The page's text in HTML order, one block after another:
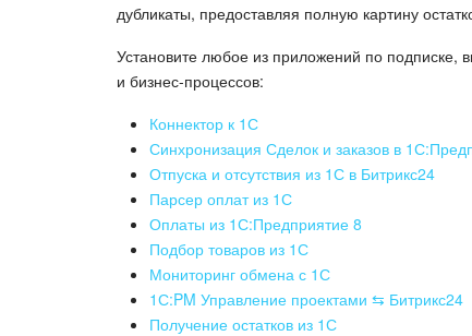
дубликаты, предоставляя полную картину
Установите любое из приложений по подписке,
и бизнес-процессов:
Коннектор к 1С
Синхронизация Сделок и заказов в
Отпуска и отсутствия из 1С в Битрикс24
Парсер оплат из 1С
Оплаты из 1С:Предприятие 8
Подбор товаров из 1С
Мониторинг обмена с 1С
1С:PM Управление проектами ⇆ Битрикс24
Получение остатков из 1С